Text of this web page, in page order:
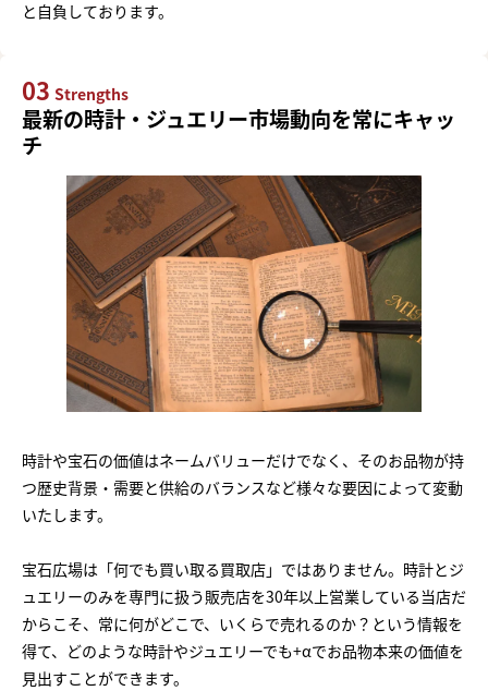
と自負しております。
03 Strengths
最新の時計・ジュエリー市場動向を常にキャッ
チ
時計や宝石の価値はネームバリューだけでなく、そのお品物が持
つ歴史背景・需要と供給のバランスなど様々な要因によって変動
いたします。
宝石広場は「何でも買い取る買取店」ではありません。時計とジ
ュエリーのみを専門に扱う販売店を30年以上営業している当店だ
からこそ、常に何がどこで、いくらで売れるのか？という情報を
得て、どのような時計やジュエリーでも+αでお品物本来の価値を
見出すことができます。